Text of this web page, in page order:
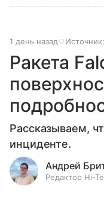
1 день назад Источник:
Ракета
Рассказываем,
инциденте.
Андрей
Редактор Hi-